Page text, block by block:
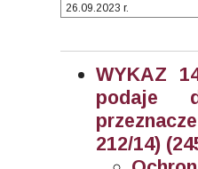
26.09.2023 r.
WYKAZ
podaje
212/14)